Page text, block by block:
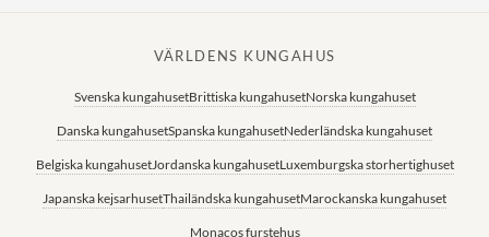
VÄRLDENS KUNGAHUS
Svenska kungahusetBrittiska kungahusetNorska kungahuset
Danska kungahusetSpanska kungahusetNederländska kungahuset
Belgiska kungahusetJordanska kungahusetLuxemburgska storhertighuset
Japanska kejsarhusetThailändska kungahusetMarockanska kungahuset
Monacos furstehus